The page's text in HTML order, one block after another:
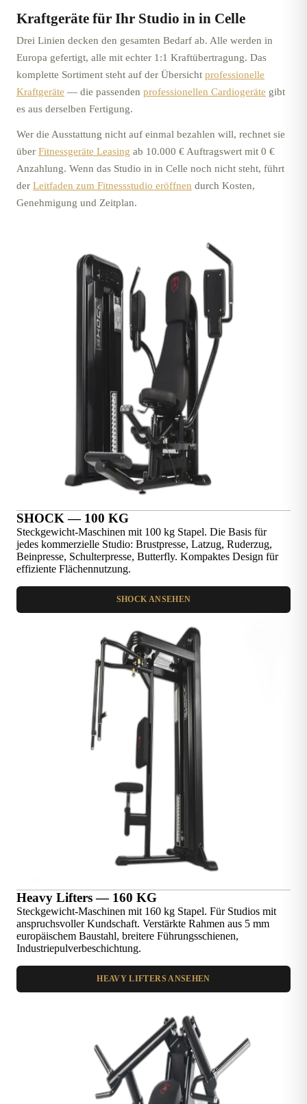
Kraftgeräte für Ihr Studio in in Celle
Drei Linien decken den gesamten Bedarf ab. Alle werden in
Europa gefertigt, alle mit echter 1:1 Kraftübertragung. Das
komplette Sortiment steht auf der Übersicht professionelle
Kraftgeräte — die passenden professionellen Cardiogeräte gibt
es aus derselben Fertigung.
Wer die Ausstattung nicht auf einmal bezahlen will, rechnet sie
über Fitnessgeräte Leasing ab 10.000 € Auftragswert mit 0 €
Anzahlung. Wenn das Studio in in Celle noch nicht steht, führt
der Leitfaden zum Fitnessstudio eröffnen durch Kosten,
Genehmigung und Zeitplan.
SHOCK — 100 KG
Steckgewicht-Maschinen mit 100 kg Stapel. Die Basis für
jedes kommerzielle Studio: Brustpresse, Latzug, Ruderzug,
Beinpresse, Schulterpresse, Butterfly. Kompaktes Design für
effiziente Flächennutzung.
SHOCK ANSEHEN
Heavy Lifters — 160 KG
Steckgewicht-Maschinen mit 160 kg Stapel. Für Studios mit
anspruchsvoller Kundschaft. Verstärkte Rahmen aus 5 mm
europäischem Baustahl, breitere Führungsschienen,
Industriepulverbeschichtung.
HEAVY LIFTERS ANSEHEN